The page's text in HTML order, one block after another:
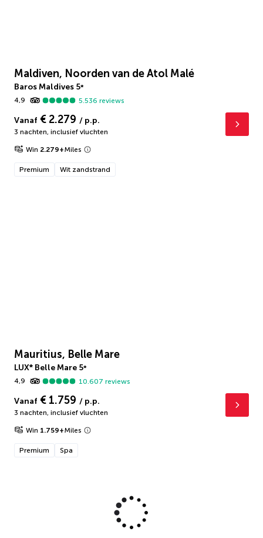
Maldiven, Noorden van de Atol Malé
Baros Maldives 5*
4,9
5.536 reviews
Vanaf € 2.279 / p.p.
3 nachten, inclusief vluchten
Win 2.279+Miles
Premium Wit zandstrand
Mauritius, Belle Mare
LUX* Belle Mare 5*
4,9
10.607 reviews
Vanaf € 1.759 / p.p.
3 nachten, inclusief vluchten
Win 1.759+Miles
Premium Spa